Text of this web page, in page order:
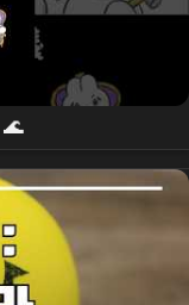
🌊